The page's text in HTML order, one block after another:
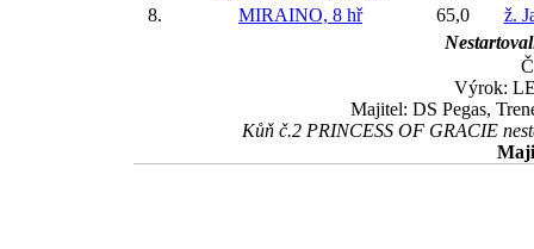
8.
MIRAINO, 8 hř 65,0
ž.
Výrok:
Majitel: DS Pegas,
Kůň č.2 PRINCESS OF GRACIE